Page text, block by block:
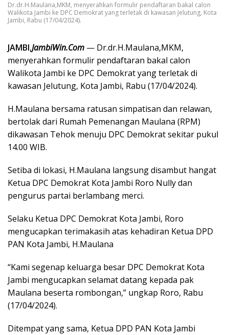
Dr.dr.H.Maulana,MKM, menyerahkan formulir pendaftaran bakal calon
Walikota Jambi ke DPC Demokrat yang terletak di kawasan Jelutung, Kota
Jambi, Rabu (17/04/2024).
JAMBI,JambiWin.Com — Dr.dr.H.Maulana,MKM,
menyerahkan formulir pendaftaran bakal calon
Walikota Jambi ke DPC Demokrat yang terletak di
kawasan Jelutung, Kota Jambi, Rabu (17/04/2024).
H.Maulana bersama ratusan simpatisan dan relawan,
bertolak dari Rumah Pemenangan Maulana (RPM)
dikawasan Tehok menuju DPC Demokrat sekitar pukul
14.00 WIB.
Setiba di lokasi, H.Maulana langsung disambut hangat
Ketua DPC Demokrat Kota Jambi Roro Nully dan
pengurus partai berlambang merci.
Selaku Ketua DPC Demokrat Kota Jambi, Roro
mengucapkan terimakasih atas kehadiran Ketua DPD
PAN Kota Jambi, H.Maulana
“Kami segenap keluarga besar DPC Demokrat Kota
Jambi mengucapkan selamat datang kepada pak
Maulana beserta rombongan,” ungkap Roro, Rabu
(17/04/2024).
Ditempat yang sama, Ketua DPD PAN Kota Jambi